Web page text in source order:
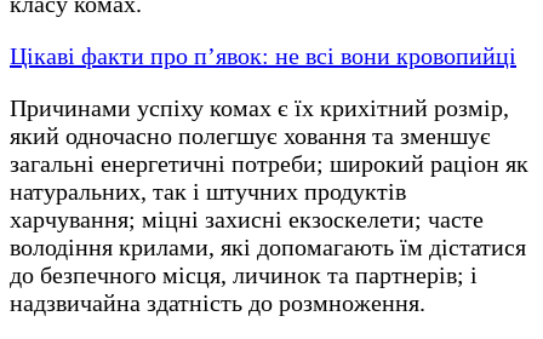
Цікаві факти про п’явок: не всі вони кровопийці
Причинами успіху комах є їх крихітний розмір,
який одночасно полегшує ховання та зменшує
загальні енергетичні потреби; широкий раціон як
натуральних, так і штучних продуктів
харчування; міцні захисні екзоскелети; часте
володіння крилами, які допомагають їм дістатися
до безпечного місця, личинок та партнерів; і
надзвичайна здатність до розмноження.